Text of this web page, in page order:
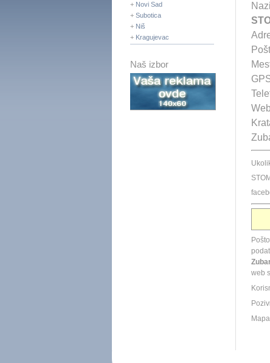
+ Novi Sad
+ Subotica
+ Niš
+ Kragujevac
Naš izbor
web